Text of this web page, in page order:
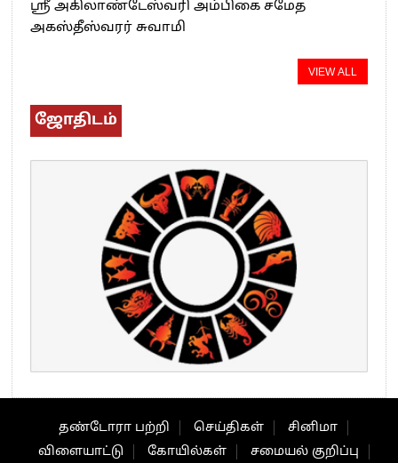
ஸ்ரீ அகிலாண்டேஸ்வரி அம்பிகை சமேத
அகஸ்தீஸ்வரர் சுவாமி
VIEW ALL
ஜோதிடம்
தண்டோரா பற்றி செய்திகள்
சினிமா
விளையாட்டு
கோயில்கள் சமையல் குறிப்பு